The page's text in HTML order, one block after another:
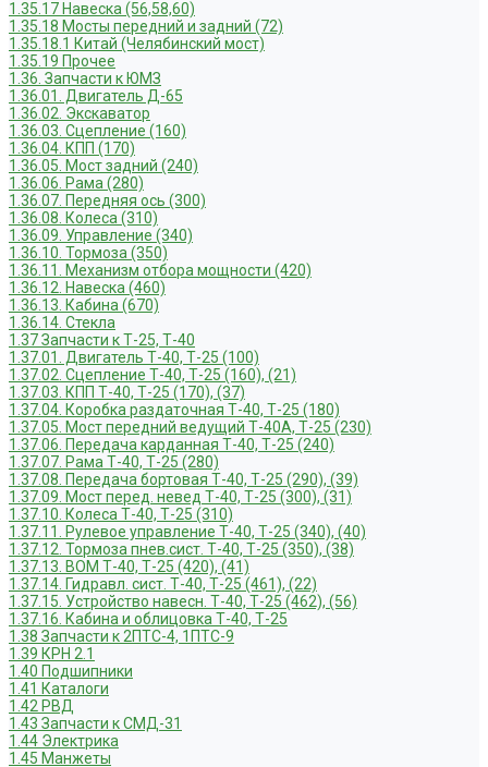
1.35.17 Навеска (56,58,60)
1.35.18 Мосты передний и задний (72)
1.35.18.1 Китай (Челябинский мост)
1.35.19 Прочее
1.36. Запчасти к ЮМЗ
1.36.01. Двигатель Д-65
1.36.02. Экскаватор
1.36.03. Сцепление (160)
1.36.04. КПП (170)
1.36.05. Мост задний (240)
1.36.06. Рама (280)
1.36.07. Передняя ось (300)
1.36.08. Колеса (310)
1.36.09. Управление (340)
1.36.10. Тормоза (350)
1.36.11. Механизм отбора мощности (420)
1.36.12. Навеска (460)
1.36.13. Кабина (670)
1.36.14. Стекла
1.37 Запчасти к Т-25, Т-40
1.37.01. Двигатель Т-40, Т-25 (100)
1.37.02. Сцепление Т-40, Т-25 (160), (21)
1.37.03. КПП Т-40, Т-25 (170), (37)
1.37.04. Коробка раздаточная Т-40, Т-25 (180)
1.37.05. Мост передний ведущий Т-40А, Т-25 (230)
1.37.06. Передача карданная Т-40, Т-25 (240)
1.37.07. Рама Т-40, Т-25 (280)
1.37.08. Передача бортовая Т-40, Т-25 (290), (39)
1.37.09. Мост перед. невед Т-40, Т-25 (300), (31)
1.37.10. Колеса Т-40, Т-25 (310)
1.37.11. Рулевое управление Т-40, Т-25 (340), (40)
1.37.12. Тормоза пнев.сист. Т-40, Т-25 (350), (38)
1.37.13. ВОМ Т-40, Т-25 (420), (41)
1.37.14. Гидравл. сист. Т-40, Т-25 (461), (22)
1.37.15. Устройство навесн. Т-40, Т-25 (462), (56)
1.37.16. Кабина и облицовка Т-40, Т-25
1.38 Запчасти к 2ПТС-4, 1ПТС-9
1.39 КРН 2.1
1.40 Подшипники
1.41 Каталоги
1.42 РВД
1.43 Запчасти к СМД-31
1.44 Электрика
1.45 Манжеты